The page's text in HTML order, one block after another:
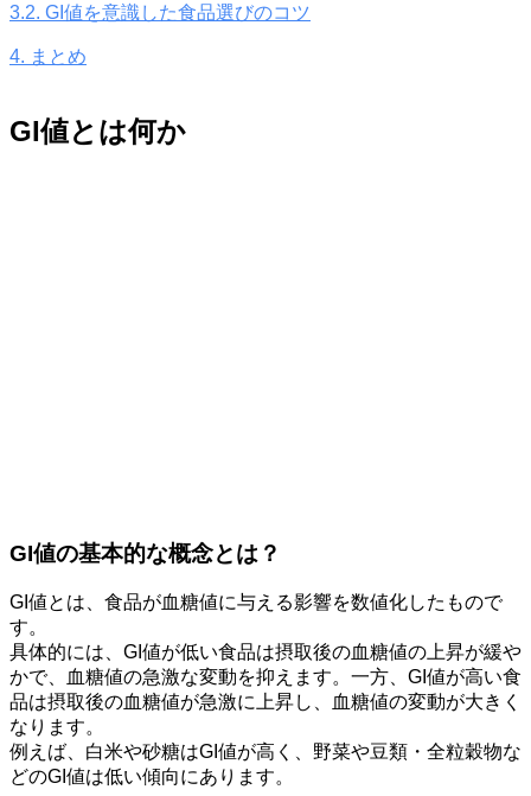
3.2. GI値を意識した食品選びのコツ
4. まとめ
GI値とは何か
GI値の基本的な概念とは？
GI値とは、 食品が血糖値に与える影響を数値化したもので
す。
具体的には、GI値が低い食品は摂取後の血糖値の上昇が緩や
かで、血糖値の急激な変動を抑えます。一方、GI値が高い食
品は摂取後の血糖値が急激に上昇し、血糖値の変動が大きく
なります。
例えば、白米や砂糖はGI値が高く、野菜や豆類・全粒穀物な
どのGI値は低い傾向にあります。